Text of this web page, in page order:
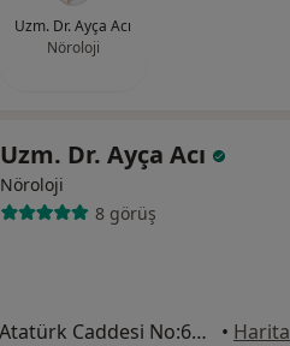
Uzm. Dr. Ayça Acı
Nöroloji
Uzm. Dr. Ayça Acı
Nöroloji
8 görüş
Kültür Mahallesi Atatürk Caddesi No:66, Akdeniz • Harita